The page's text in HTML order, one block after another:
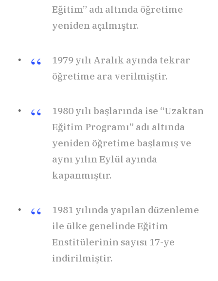
Eğitim” adı altında öğretime
yeniden açılmıştır.
1979 yılı Aralık ayında tekrar
öğretime ara verilmiştir.
1980 yılı başlarında ise “Uzaktan
Eğitim Programı” adı altında
yeniden öğretime başlamış ve
aynı yılın Eylül ayında
kapanmıştır.
1981 yılında yapılan düzenleme
ile ülke genelinde Eğitim
Enstitülerinin sayısı 17-ye
indirilmiştir.